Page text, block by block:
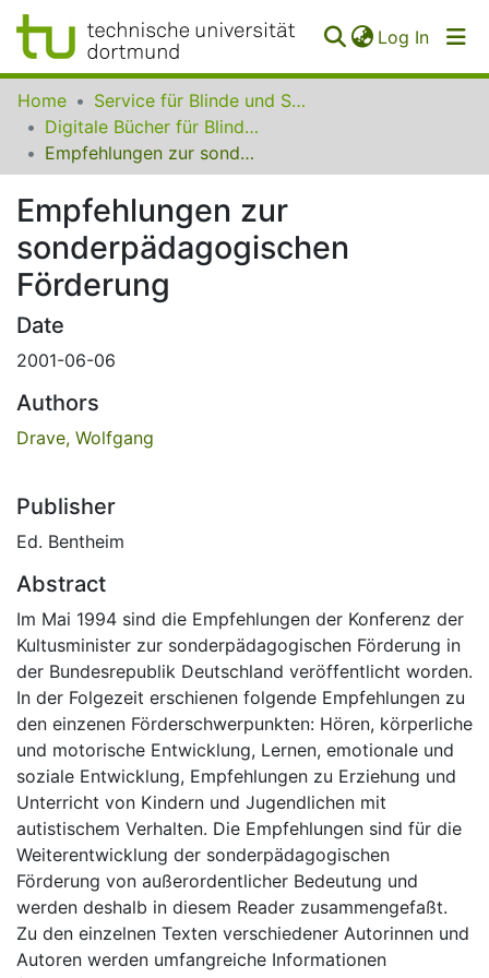
Log In
Communities
Collections
FAQ
Home
Service für Blinde und Sehbehinderte der UB Dortmund
Digitale Bücher für Blinde und Sehbehinderte
Empfehlungen zur sonderpädagogischen Förderung
Empfehlungen zur
sonderpädagogischen
Förderung
Date
2001-06-06
Authors
Drave, Wolfgang
Publisher
Ed. Bentheim
Abstract
Im Mai 1994 sind die Empfehlungen der Konferenz der
Kultusminister zur sonderpädagogischen Förderung in
der Bundesrepublik Deutschland veröffentlicht worden.
In der Folgezeit erschienen folgende Empfehlungen zu
den einzenen Förderschwerpunkten: Hören, körperliche
und motorische Entwicklung, Lernen, emotionale und
soziale Entwicklung, Empfehlungen zu Erziehung und
Unterricht von Kindern und Jugendlichen mit
autistischem Verhalten. Die Empfehlungen sind für die
Weiterentwicklung der sonderpädagogischen
Förderung von außerordentlicher Bedeutung und
werden deshalb in diesem Reader zusammengefaßt.
Zu den einzelnen Texten verschiedener Autorinnen und
Autoren werden umfangreiche Informationen